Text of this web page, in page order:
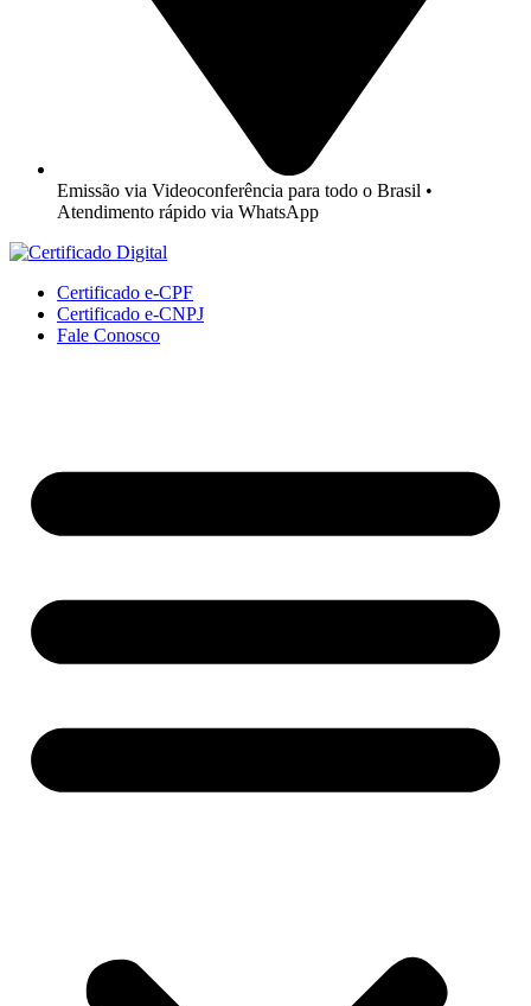
Emissão via Videoconferência para todo o Brasil •
Atendimento rápido via WhatsApp
Certificado e-CPF
Certificado e-CNPJ
Fale Conosco